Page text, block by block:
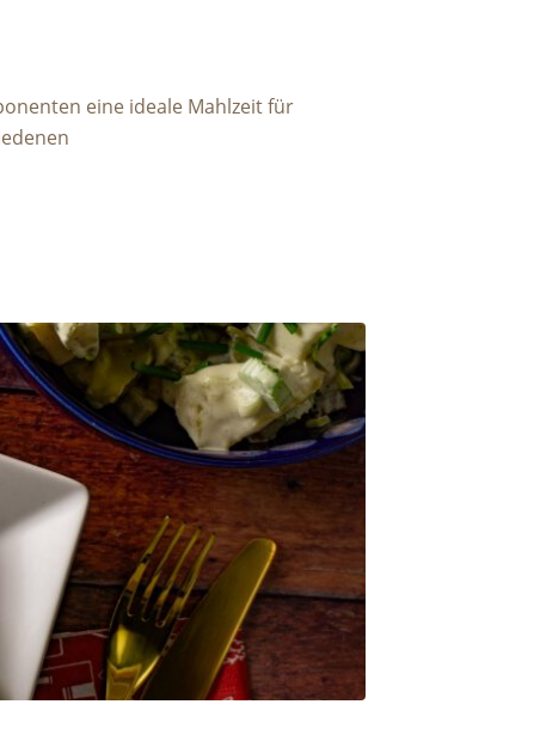
eine ideale Mahlzeit für